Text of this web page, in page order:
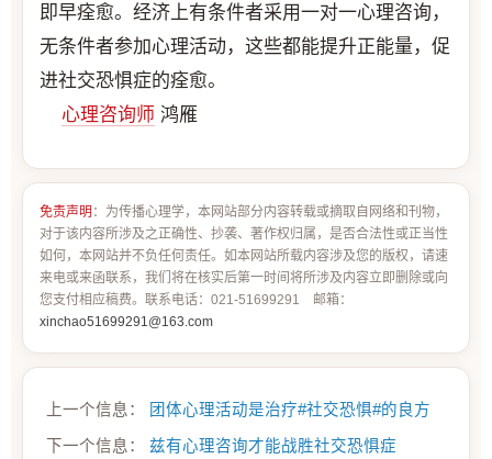
即早痊愈。经济上有条件者采用一对一心理咨询，
无条件者参加心理活动，这些都能提升正能量，促
进社交恐惧症的痊愈。
心理咨询师 鸿雁
免责声明 ：为传播心理学，本网站部分内容转载或摘取自网络和刊物，
对于该内容所涉及之正确性、抄袭、著作权归属，是否合法性或正当性
如何，本网站并不负任何责任。如本网站所载内容涉及您的版权，请速
来电或来函联系，我们将在核实后第一时间将所涉及内容立即删除或向
您支付相应稿费。联系电话：021-51699291 邮箱：
xinchao51699291@163.com
上一个信息： 团体心理活动是治疗#社交恐惧#的良方
下一个信息： 兹有心理咨询才能战胜社交恐惧症